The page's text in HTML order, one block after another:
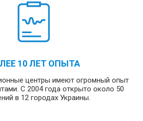
10 ЛЕТ ОПЫТА
центры имеют огромный опыт
С 2004 года открыто около 50
в 12 городах Украины.